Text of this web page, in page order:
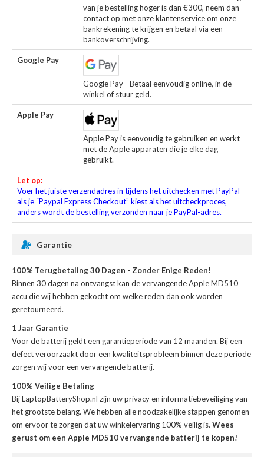
van je bestelling hoger is dan €300, neem dan
contact op met onze klantenservice om onze
bankrekening te krijgen en betaal via een
bankoverschrijving.
Google Pay
Google Pay - Betaal eenvoudig online, in de
winkel of stuur geld.
Apple Pay
Apple Pay is eenvoudig te gebruiken en werkt
met de Apple apparaten die je elke dag
gebruikt.
Let op:
Voer het juiste verzendadres in tijdens het uitchecken met PayPal
als je “Paypal Express Checkout” kiest als het uitcheckproces,
anders wordt de bestelling verzonden naar je PayPal-adres.
Garantie
100% Terugbetaling 30 Dagen - Zonder Enige Reden!
Binnen 30 dagen na ontvangst kan devervangende Apple MD510
accu die wij hebben gekocht om welke reden dan ook worden
geretourneerd.
1 Jaar Garantie
Voor debatterij geldt een garantieperiode van 12 maanden. Bij een
defect veroorzaakt door een kwaliteitsprobleem binnen deze periode
zorgen wij voor een vervangende batterij.
100% Veilige Betaling
Bij LaptopBatteryShop.nl zijn uw privacy en informatiebeveiliging van
het grootste belang. We hebben alle noodzakelijke stappen genomen
om ervoor te zorgen dat uw winkelervaring 100% veilig is. Wees
gerust om een Apple MD510 vervangende batterij te kopen!